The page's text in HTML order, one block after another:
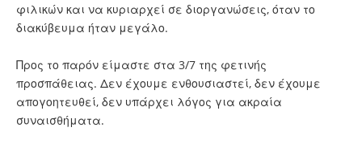
φιλικών και να κυριαρχεί σε διοργανώσεις, όταν το
διακύβευμα ήταν μεγάλο.
Προς το παρόν είμαστε στα 3/7 της φετινής
προσπάθειας. Δεν έχουμε ενθουσιαστεί, δεν έχουμε
απογοητευθεί, δεν υπάρχει λόγος για ακραία
συναισθήματα.